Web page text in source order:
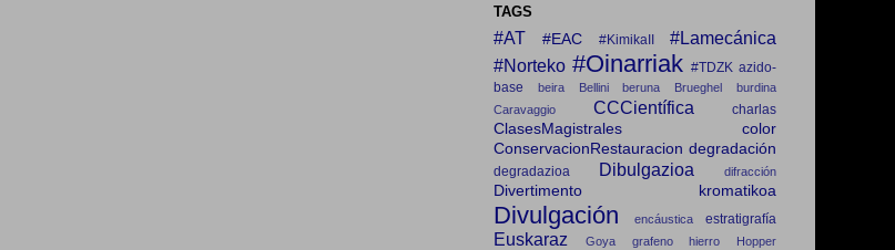
TAGS
#AT #EAC #KimikaII
#Lamecánica
#Norteko #Oinarriak #TDZK azido-
base
beira Bellini beruna Brueghel
burdina
Caravaggio
CCCientífica charlas
ClasesMagistrales
color
ConservacionRestauracion degradación
degradazioa Dibulgazioa difracción
Divertimento kromatikoa
Divulgación encáustica estratigrafía
Euskaraz Goya grafeno hierro Hopper